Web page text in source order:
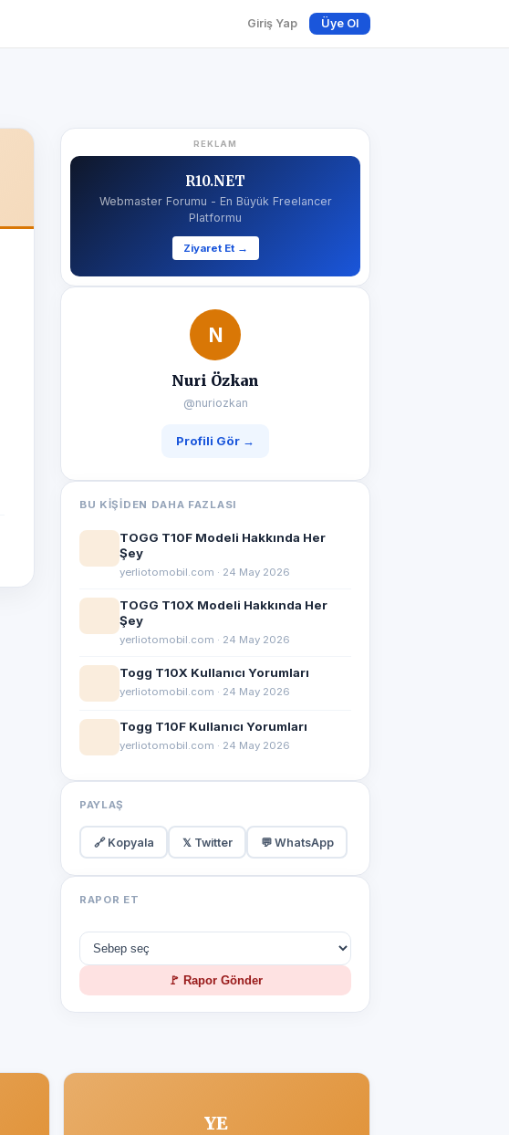
Giriş Yap Üye Ol
REKLAM
R10.NET
Webmaster Forumu - En Büyük Freelancer
Platformu
Ziyaret Et →
N
Nuri Özkan
@nuriozkan
Profili Gör →
BU KIŞIDEN DAHA FAZLASI
TOGG T10F Modeli Hakkında Her
Şey
yerliotomobil.com · 24 May 2026
TOGG T10X Modeli Hakkında Her
Şey
yerliotomobil.com · 24 May 2026
Togg T10X Kullanıcı Yorumları
yerliotomobil.com · 24 May 2026
Togg T10F Kullanıcı Yorumları
yerliotomobil.com · 24 May 2026
PAYLAŞ
🔗 Kopyala 𝕏 Twitter 💬 WhatsApp
RAPOR ET
🚩 Rapor Gönder
YE